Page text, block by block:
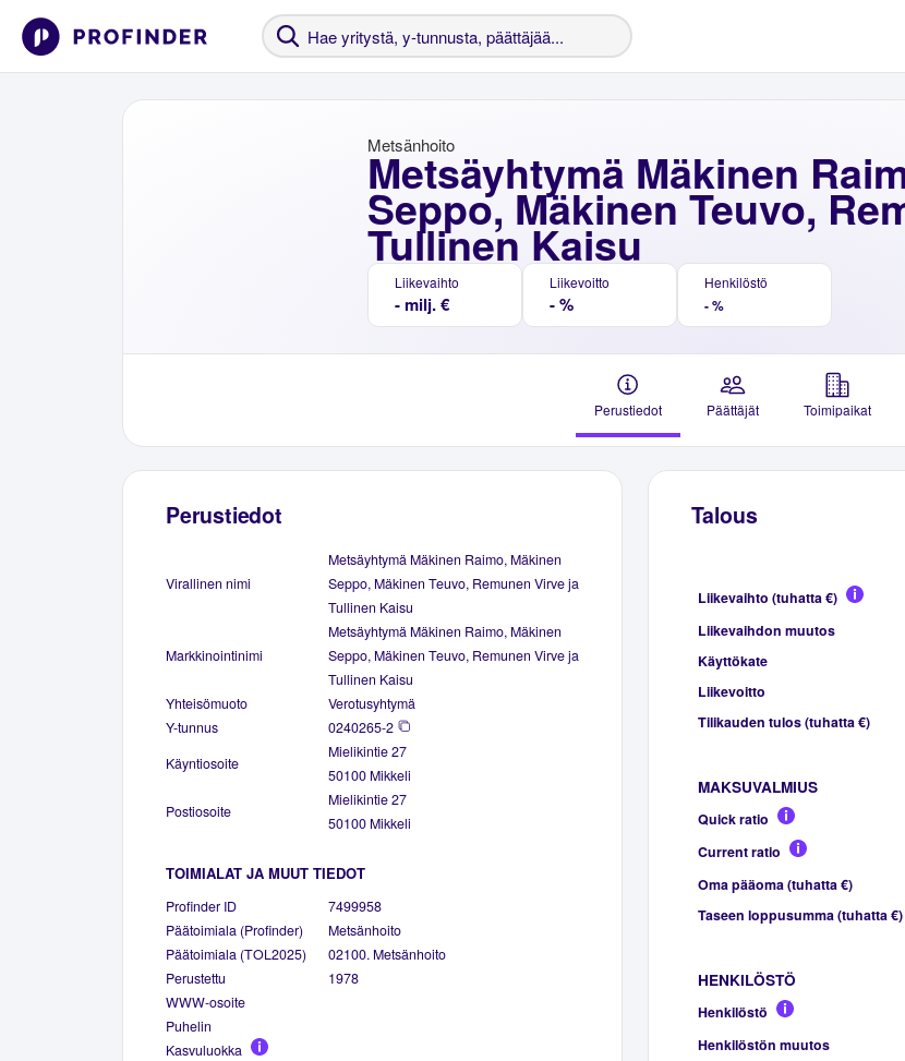
Metsäyhtymä Mäkinen
Seppo, Mäkinen Teuvo,
Tullinen Kaisu
Metsänhoito
Liikevaihto
- milj. €
Liikevoitto
- %
Henkilöstö
- %
Perustiedot Päättäjät Toimipaikat
Perustiedot
Virallinen nimi
Metsäyhtymä Mäkinen Raimo, Mäkinen
Seppo, Mäkinen Teuvo, Remunen Virve ja
Tullinen Kaisu
Markkinointinimi
Metsäyhtymä Mäkinen Raimo, Mäkinen
Seppo, Mäkinen Teuvo, Remunen Virve ja
Tullinen Kaisu
Yhteisömuoto
Verotusyhtymä
Y-tunnus
0240265-2
Käyntiosoite
Mielikintie 27
50100 Mikkeli
Postiosoite
Mielikintie 27
50100 Mikkeli
TOIMIALAT JA MUUT TIEDOT
Profinder ID
7499958
Päätoimiala (Profinder)
Metsänhoito
Päätoimiala (TOL2025)
02100. Metsänhoito
Perustettu
1978
WWW-osoite
Puhelin
Kasvuluokka
Talous
Liikevaihto (tuhatta €)
Liikevaihdon muutos
Käyttökate
Liikevoitto
Tilikauden tulos (tuhatta €)
MAKSUVALMIUS
Quick ratio
Current ratio
Oma pääoma (tuhatta €)
Taseen loppusumma (tuhatta €)
HENKILÖSTÖ
Henkilöstö
Henkilöstön muutos